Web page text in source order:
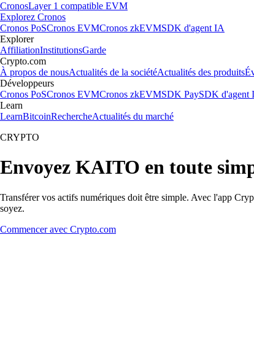
CronosLayer 1 compatible EVM
Explorez Cronos
Cronos PoSCronos EVMCronos zkEVMSDK d'agent IA
Explorer
AffiliationInstitutionsGarde
Crypto.com
À propos de nousActualités de la sociétéActualités des produits
Développeurs
Cronos PoSCronos EVMCronos zkEVMSDK PaySDK d'agent
Learn
LearnBitcoinRechercheActualités du marché
CRYPTO
Envoyez KAITO en toute
Transférer vos actifs numériques doit être simple. Avec l'app
soyez.
Commencer avec Crypto.com